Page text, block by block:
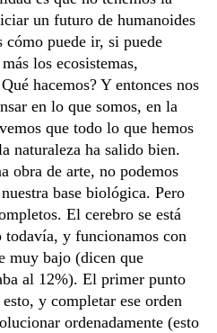
un futuro de humanoides
cómo puede ir, si puede
los ecosistemas,
hacemos? Y entonces nos
en lo que somos, en la
que todo lo que hemos
naturaleza ha salido bien.
obra de arte, no podemos
base biológica. Pero
El cerebro se está
todavía, y funcionamos con
muy bajo (dicen que
al 12%). El primer punto
y completar ese orden
ordenadamente (esto